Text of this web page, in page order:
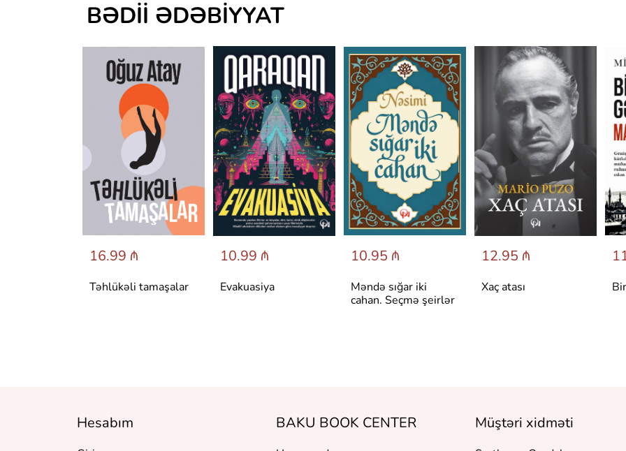
BƏDII ƏDƏBIYYAT
16.99 ₼
Təhlükəli tamaşalar
10.99 ₼
Evakuasiya
10.95 ₼
Məndə sığar iki
cahan. Seçmə şeirlər
12.95 ₼
Xaç atası
Hesabım BAKU BOOK CENTER Müştəri xidməti